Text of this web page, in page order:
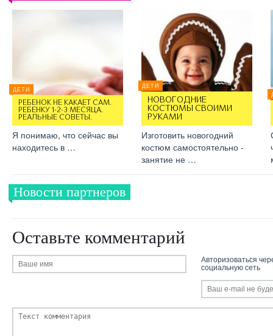
ДЕТИ
РЕБЕНОК НЕ КАКАЕТ САМ.
РЕБЕНКУ 1-2-3 МЕСЯЦА.
РЕАЛЬНЫЕ СОВЕТЫ.
Я понимаю, что сейчас вы
находитесь в …
ДЕТИ
НОВОГОДНИЕ
КОСТЮМЫ СВОИМИ
РУКАМИ
Изготовить новогодний
костюм самостоятельно -
занятие не …
Новости партнеров
Оставьте комментарий
Авторизоваться
социальную сеть